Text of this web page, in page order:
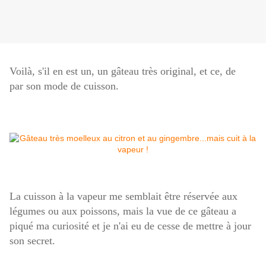
Voilà, s'il en est un, un gâteau très original, et ce, de
par son mode de cuisson.
La cuisson à la vapeur me semblait être réservée aux
légumes ou aux poissons, mais la vue de ce gâteau a
piqué ma curiosité et je n'ai eu de cesse de mettre à jour
son secret.